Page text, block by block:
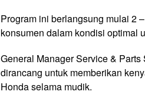
Program ini berlangsung mulai 2
konsumen dalam kondisi optimal
General Manager Service &
dirancang untuk memberikan
Honda selama mudik.